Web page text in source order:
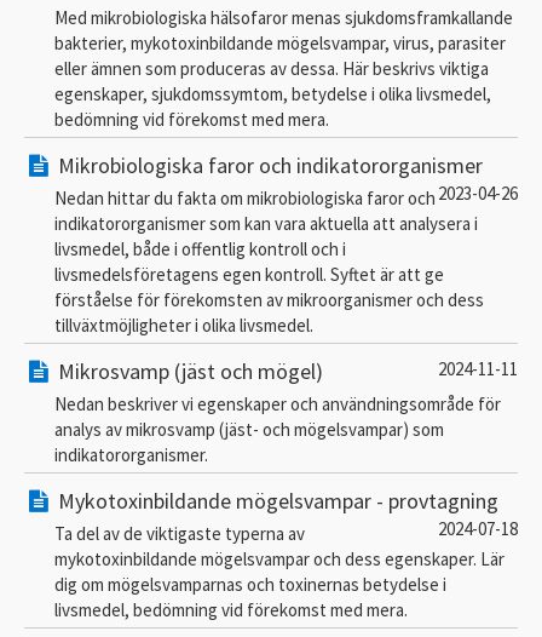
Med mikrobiologiska hälsofaror menas sjukdomsframkallande
bakterier, mykotoxinbildande mögelsvampar, virus, parasiter
eller ämnen som produceras av dessa. Här beskrivs viktiga
egenskaper, sjukdomssymtom, betydelse i olika livsmedel,
bedömning vid förekomst med mera.
Mikrobiologiska faror och indikatororganismer
2023-04-26
Nedan hittar du fakta om mikrobiologiska faror och
indikatororganismer som kan vara aktuella att analysera i
livsmedel, både i offentlig kontroll och i
livsmedelsföretagens egen kontroll. Syftet är att ge
förståelse för förekomsten av mikroorganismer och dess
tillväxtmöjligheter i olika livsmedel.
Mikrosvamp (jäst och mögel)
2024-11-11
Nedan beskriver vi egenskaper och användningsområde för
analys av mikrosvamp (jäst- och mögelsvampar) som
indikatororganismer.
Mykotoxinbildande mögelsvampar - provtagning
2024-07-18
Ta del av de viktigaste typerna av
mykotoxinbildande mögelsvampar och dess egenskaper. Lär
dig om mögelsvamparnas och toxinernas betydelse i
livsmedel, bedömning vid förekomst med mera.